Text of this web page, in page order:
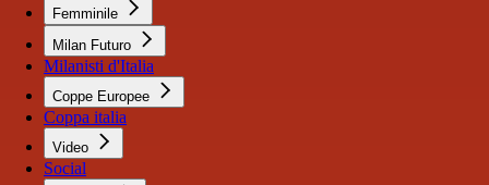
Femminile
Milan Futuro
Milanisti d'Italia
Coppe Europee
Coppa italia
Video
Social